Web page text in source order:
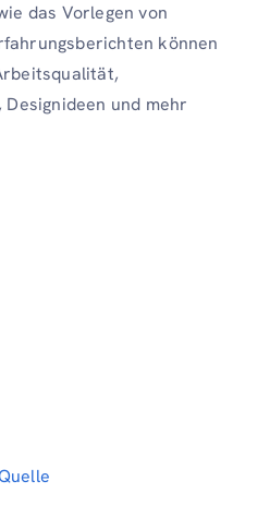
das Vorlegen von
können
und mehr